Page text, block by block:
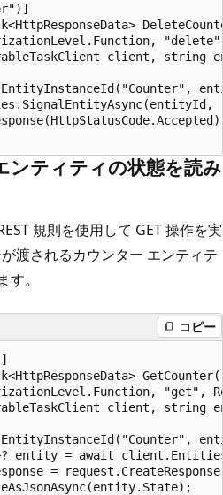
client, string
ンティティの状態を読み
規則を使用して GET 操作を実
渡されるカウンター エンティテ
。
コピー
GetCounter(
"get",
client, string
entity = await
=